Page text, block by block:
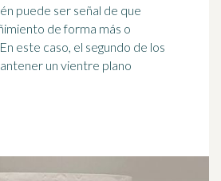
puede ser señal de que
de forma más o
este caso, el segundo de los
un vientre plano